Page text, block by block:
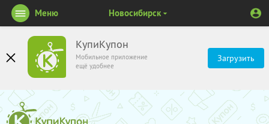
КупиКупон
Мобильное приложение
ещё удобнее
Загрузить
Меню Новосибирск